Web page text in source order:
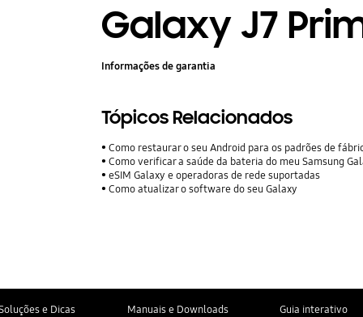
Galaxy J7
Informações de garantia
Tópicos Relacionados
Como restaurar o seu Android para os padrões de
Como verificar a saúde da bateria do meu Samsung
eSIM Galaxy e operadoras de rede suportadas
Como atualizar o software do seu Galaxy
e Dicas Manuais e Downloads Guia interativo